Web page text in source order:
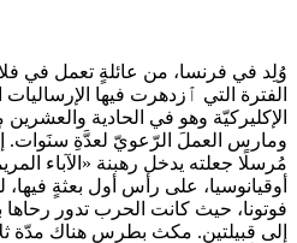
الفترة التي ٱزدهرت فيها
الإكليركيّة وهو في الحادية
ومارس العملَ الرّعويّ لعدَّةِ سنَوات.
مُرسلًا جعلته يدخل رهبنة «الآباء
أوقيانوسيا، على رأس أول بعثةٍ
فوتونا، حيث كانت الحرب تدور رحاها
إلى قبيلتين. مكث بطرس هناك مدّة